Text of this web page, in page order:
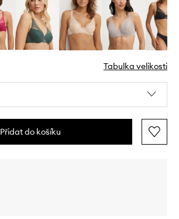
Tabulka velikosti
Přidat do košíku